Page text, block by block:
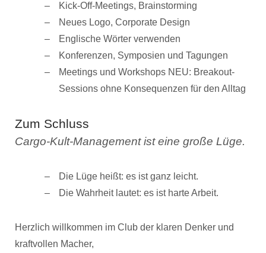
Kick-Off-Meetings, Brainstorming
Neues Logo, Corporate Design
Englische Wörter verwenden
Konferenzen, Symposien und Tagungen
Meetings und Workshops NEU: Breakout-
Sessions ohne Konsequenzen für den Alltag
Zum Schluss
Cargo-Kult-Management ist eine große Lüge.
Die Lüge heißt: es ist ganz leicht.
Die Wahrheit lautet: es ist harte Arbeit.
Herzlich willkommen im Club der klaren Denker und
kraftvollen Macher,